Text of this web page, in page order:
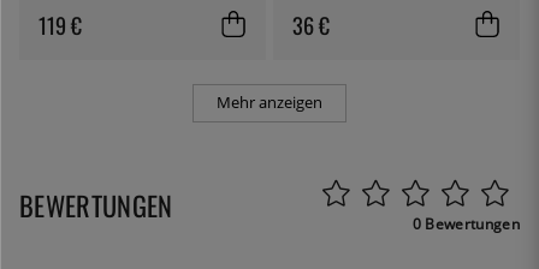
119 € 36 €
Mehr anzeigen
BEWERTUNGEN 0 Bewertungen